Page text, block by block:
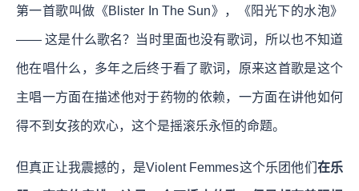
第一首歌叫做《Blister In The Sun》，《阳光下的水泡》
—— 这是什么歌名？当时里面也没有歌词，所以也不知道
他在唱什么，多年之后终于看了歌词，原来这首歌是这个
主唱一方面在描述他对于药物的依赖，一方面在讲他如何
得不到女孩的欢心，这个是摇滚乐永恒的命题。
但真正让我震撼的，是Violent Femmes这个乐团他们 在乐